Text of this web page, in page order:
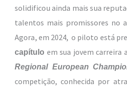
solidificou ainda mais sua
talentos mais promissores no
Agora, em 2024, o piloto está
capítulo em sua jovem carreira
Regional European
competição, conhecida por